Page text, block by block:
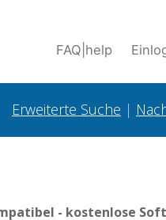
FAQ help
Erweiterte Suche |
- kostenlose